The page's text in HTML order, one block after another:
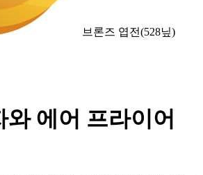
브론즈 엽전(528닢)
와 에어 프라이어